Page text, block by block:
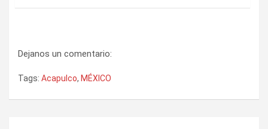
Dejanos un comentario:
Tags: Acapulco, MÉXICO